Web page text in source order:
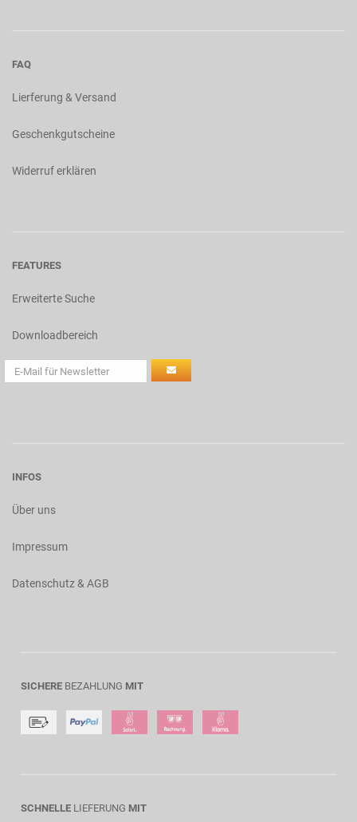
FAQ
Lierferung & Versand
Geschenkgutscheine
Widerruf erklären
FEATURES
Erweiterte Suche
Downloadbereich
INFOS
Über uns
Impressum
Datenschutz & AGB
SICHERE BEZAHLUNG MIT
SCHNELLE LIEFERUNG MIT